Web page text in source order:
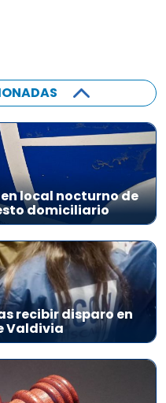
local nocturno de
domiciliario
recibir disparo en
Valdivia